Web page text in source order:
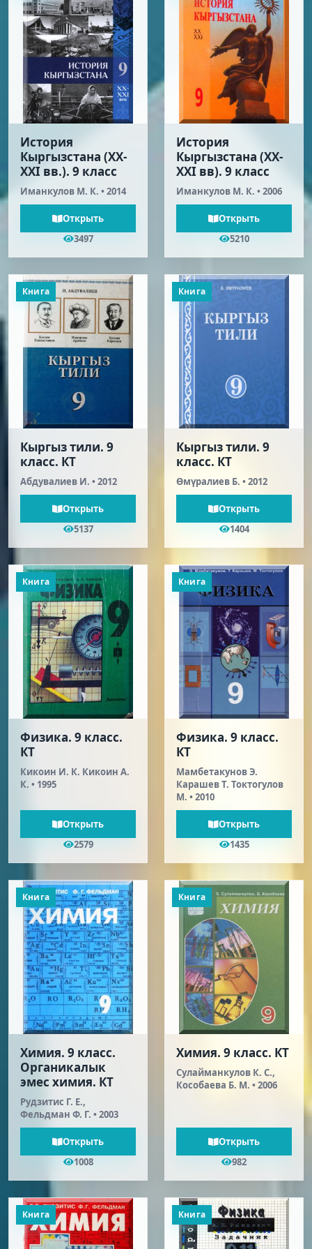
История
Кыргызстана (XX-
XXI вв.). 9 класс
Иманкулов М. К. • 2014
Открыть
3497
История
Кыргызстана (XX-
XXI вв). 9 класс
Иманкулов М. К. • 2006
Открыть
5210
Книга
Кыргыз тили. 9
класс. КТ
Абдувалиев И. • 2012
Открыть
5137
Книга
Кыргыз тили. 9
класс. КТ
Өмүралиев Б. • 2012
Открыть
1404
Книга
Физика. 9 класс.
КТ
Кикоин И. К. Кикоин А.
К. • 1995
Открыть
2579
Книга
Физика. 9 класс.
КТ
Мамбетакунов Э.
Карашев T. Токтогулов
М. • 2010
Открыть
1435
Книга
Химия. 9 класс.
Органикалык
эмес химия. КТ
Рудзитис Г. Е.,
Фельдман Ф. Г. • 2003
Открыть
1008
Книга
Химия. 9 класс. КТ
Сулайманкулов К. С.,
Кособаева Б. М. • 2006
Открыть
982
Книга Книга